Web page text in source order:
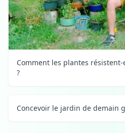
Comment les plantes
?
Concevoir le jardin de demain